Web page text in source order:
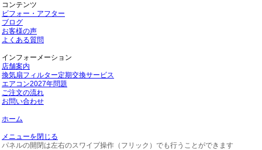
コンテンツ
ビフォー・アフター
ブログ
お客様の声
よくある質問
インフォーメーション
店舗案内
換気扇フィルター定期交換サービス
エアコン2027年問題
ご注文の流れ
お問い合わせ
ホーム
メニューを閉じる
パネルの開閉は左右のスワイプ操作（フリック）でも行うことができます